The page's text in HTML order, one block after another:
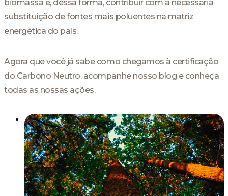
biomassa e, dessa forma, contribuir com a necessária
substituição de fontes mais poluentes na matriz
energética do país.
Agora que você já sabe como chegamos à certificação
do Carbono Neutro, acompanhe nosso blog e conheça
todas as nossas ações.